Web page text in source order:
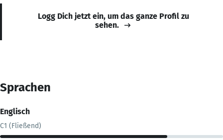
Logg Dich jetzt ein, um das ganze Profil zu
sehen.
Sprachen
Englisch
C1 (Fließend)